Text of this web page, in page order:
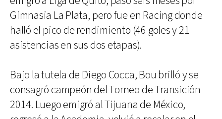
Gimnasia La Plata, pero fue en Racing donde
halló el pico de rendimiento (46 goles y 21
asistencias en sus dos etapas).
Bajo la tutela de Diego Cocca, Bou brilló y se
consagró campeón del Torneo de Transición
2014. Luego emigró al Tijuana de México,